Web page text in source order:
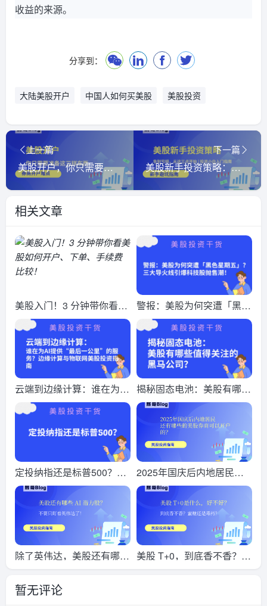
收益的来源。
分享到：
大陆美股开户 中国人如何买美股 美股投资
上一篇
美股开户，你只需要准备这三样东西
下一篇
美股新手投资策略：告别亏损，从这三点开始 | 投资小白入门指南
相关文章
美股入门！3 分钟带你看美
股如何开户、下单、手续费
比较！
警报：美股为何突遭「黑色
星期五」？三大导火线引爆
科技股抛售潮！
云端到边缘计算：谁在为AI
提供“最后一公里”的服务？
边缘计算与物联网美股投资
揭秘固态电池：美股有哪些
值得关注的黑马公司？
定投纳指还是标普500？历
史回测告诉你，哪个更适合
懒人投资
2025年国庆后内地居民还
有哪些的美股券商可以开户
除了英伟达，美股还有哪些
AI 潜力股？
美股 T+0，到底香不香？蜜
糖还是毒药，一文说透
暂无评论